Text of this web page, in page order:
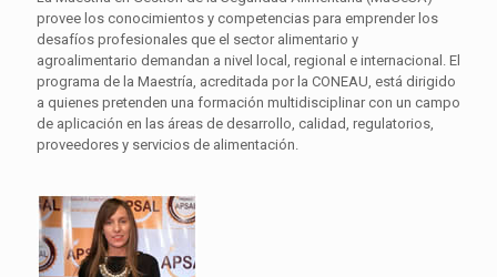
provee los conocimientos y competencias para emprender los
desafíos profesionales que el sector alimentario y
agroalimentario demandan a nivel local, regional e internacional. El
programa de la Maestría, acreditada por la CONEAU, está dirigido
a quienes pretenden una formación multidisciplinar con un campo
de aplicación en las áreas de desarrollo, calidad, regulatorios,
proveedores y servicios de alimentación.